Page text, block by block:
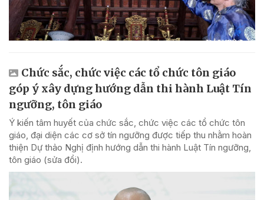
Chức sắc, chức việc các tổ chức tôn giáo
góp ý xây dựng hướng dẫn thi hành Luật Tín
ngưỡng, tôn giáo
Ý kiến tâm huyết của chức sắc, chức việc các tổ chức tôn
giáo, đại diện các cơ sở tín ngưỡng được tiếp thu nhằm hoàn
thiện Dự thảo Nghị định hướng dẫn thi hành Luật Tín ngưỡng,
tôn giáo (sửa đổi).